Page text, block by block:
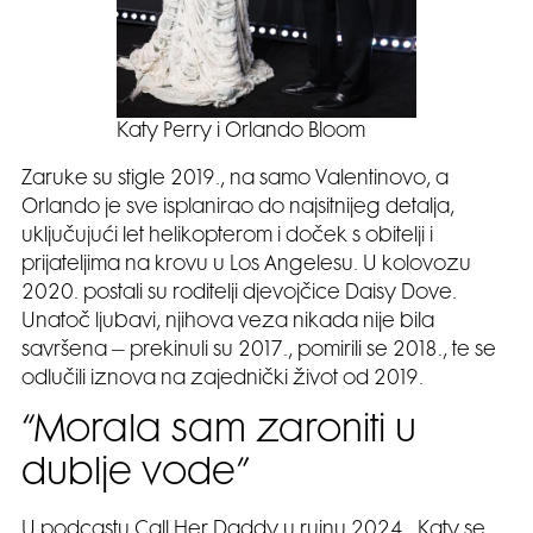
Katy Perry i Orlando Bloom
Zaruke su stigle 2019., na samo Valentinovo, a
Orlando je sve isplanirao do najsitnijeg detalja,
uključujući let helikopterom i doček s obitelji i
prijateljima na krovu u Los Angelesu. U kolovozu
2020. postali su roditelji djevojčice Daisy Dove.
Unatoč ljubavi, njihova veza nikada nije bila
savršena – prekinuli su 2017., pomirili se 2018., te se
odlučili iznova na zajednički život od 2019.
“Morala sam zaroniti u
dublje vode”